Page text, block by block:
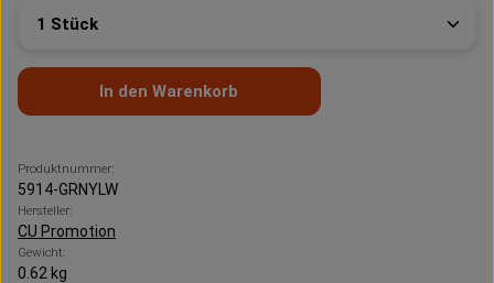
Produkt Anzahl: Gib den gewünschten Wert ein
In den Warenkorb
Produktnummer:
5914-GRNYLW
Hersteller:
CU Promotion
Gewicht:
0.62 kg